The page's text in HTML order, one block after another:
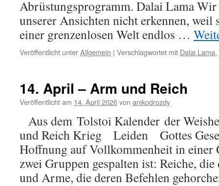
Abrüstungsprogramm. Dalai Lama
unserer Ansichten nicht erkennen, weil
einer grenzenlosen Welt endlos …
Veröffentlicht unterAllgemein | Verschlagwortet mit Dalai Lama,
14. April – Arm und Reich
Veröffentlicht am 14. April 2026von anikodrozdy
Aus dem Tolstoi Kalender der
und Reich Krieg Leiden Gottes
Hoffnung auf Vollkommenheit in einer
zwei Gruppen gespalten ist: Reiche,
und Arme, die deren Befehlen